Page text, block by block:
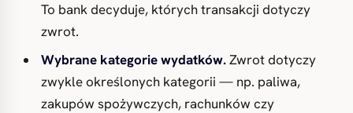
To bank decyduje, których transakcji dotyczy
zwrot.
Wybrane kategorie wydatków.Zwrot dotyczy
zwykle określonych kategorii — np. paliwa,
zakupów spożywczych, rachunków czy